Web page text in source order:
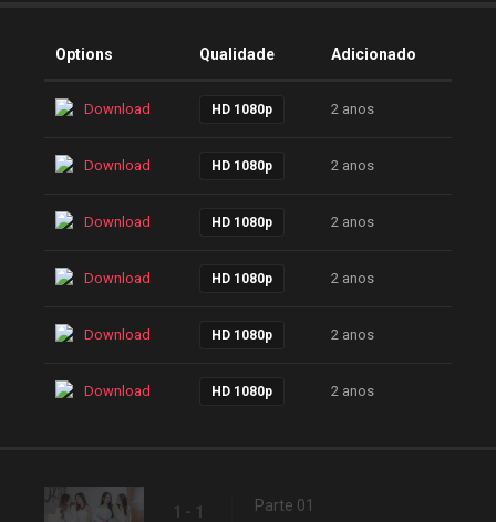
Options Qualidade Adicionado
Download HD 1080p 2 anos
Download HD 1080p 2 anos
Download HD 1080p 2 anos
Download HD 1080p 2 anos
Download HD 1080p 2 anos
Download HD 1080p 2 anos
1 - 1 Parte 01